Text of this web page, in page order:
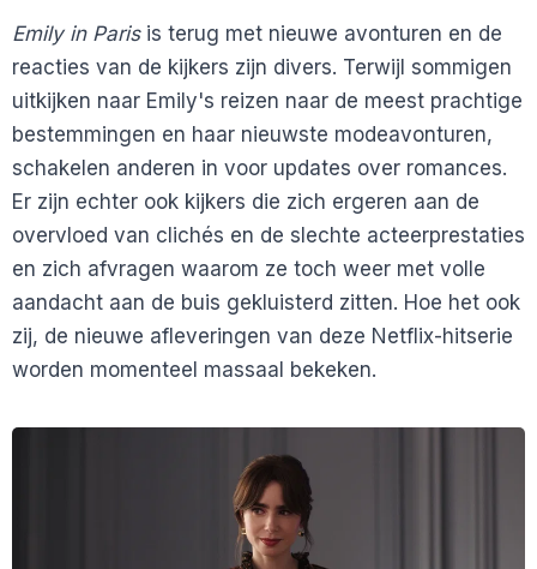
Emily in Parisis terug met nieuwe avonturen en de
reacties van de kijkers zijn divers. Terwijl sommigen
uitkijken naar Emily's reizen naar de meest prachtige
bestemmingen en haar nieuwste modeavonturen,
schakelen anderen in voor updates over romances.
Er zijn echter ook kijkers die zich ergeren aan de
overvloed van clichés en de slechte acteerprestaties
en zich afvragen waarom ze toch weer met volle
aandacht aan de buis gekluisterd zitten. Hoe het ook
zij, de nieuwe afleveringen van deze Netflix-hitserie
worden momenteel massaal bekeken.